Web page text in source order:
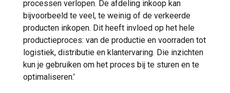
processen verlopen. De afdeling inkoop kan
bijvoorbeeld te veel, te weinig of de verkeerde
producten inkopen. Dit heeft invloed op het hele
productieproces: van de productie en voorraden tot
logistiek, distributie en klantervaring. Die inzichten
kun je gebruiken om het proces bij te sturen en te
optimaliseren.’